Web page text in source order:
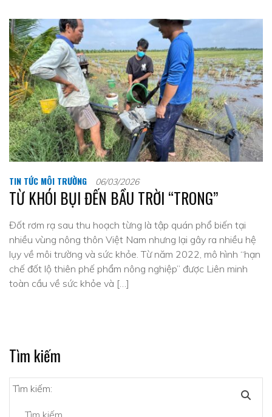
TIN TỨC MÔI TRƯỜNG 06/03/2026
TỪ KHÓI BỤI ĐẾN BẦU TRỜI “TRONG”
Đốt rơm rạ sau thu hoạch từng là tập quán phổ biến tại
nhiều vùng nông thôn Việt Nam nhưng lại gây ra nhiều hệ
lụy về môi trường và sức khỏe. Từ năm 2022, mô hình “hạn
chế đốt lộ thiên phế phẩm nông nghiệp” được Liên minh
toàn cầu về sức khỏe và […]
Tìm kiếm
Tìm kiếm: